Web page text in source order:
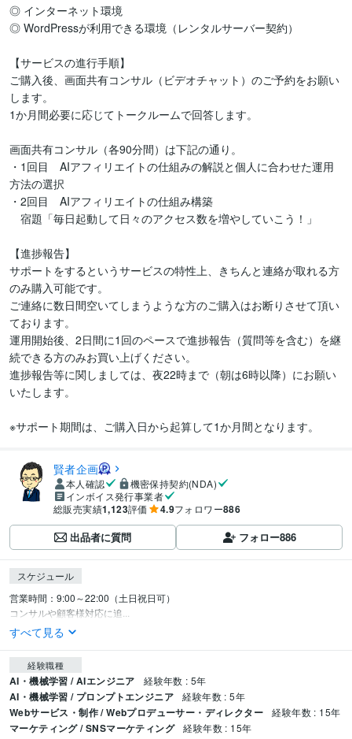
◎ インターネット環境
◎ WordPressが利用できる環境（レンタルサーバー契約）
【サービスの進行手順】
ご購入後、画面共有コンサル（ビデオチャット）のご予約をお願い
します。
1か月間必要に応じてトークルームで回答します。
画面共有コンサル（各90分間）は下記の通り。
・1回目　AIアフィリエイトの仕組みの解説と個人に合わせた運用
方法の選択
・2回目　AIアフィリエイトの仕組み構築
宿題「毎日起動して日々のアクセス数を増やしていこう！」
【進捗報告】
サポートをするというサービスの特性上、きちんと連絡が取れる方
のみ購入可能です。
ご連絡に数日間空いてしまうような方のご購入はお断りさせて頂い
ております。
運用開始後、2日間に1回のペースで進捗報告（質問等を含む）を継
続できる方のみお買い上げください。
進捗報告等に関しましては、夜22時まで（朝は6時以降）にお願い
いたします。
※サポート期間は、ご購入日から起算して1か月間となります。
賢者企画
本人確認
機密保持契約(NDA)
インボイス発行事業者
総販売実績1,123評価 4.9フォロワー886
出品者に質問 フォロー886
スケジュール
営業時間：9:00～22:00（土日祝日可）
コンサルや顧客様対応に追...
すべて見る
経験職種
AI・機械学習 / AIエンジニア 経験年数 : 5年
AI・機械学習 / プロンプトエンジニア 経験年数 : 5年
Webサービス・制作 / Webプロデューサー・ディレクター 経験年数 : 15年
マーケティング / SNSマーケティング 経験年数 : 15年